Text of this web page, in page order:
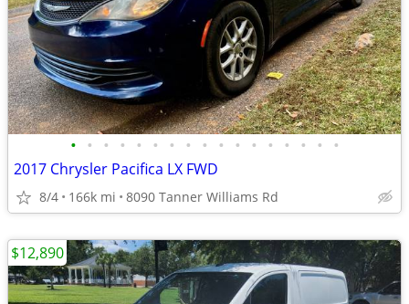
• • • • • • • • • • • • • • • • •
2017 Chrysler Pacifica LX FWD
8/4 166k mi 8090 Tanner Williams Rd
$12,890